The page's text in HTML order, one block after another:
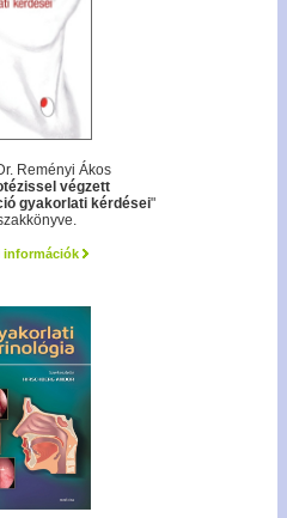
Reményi Ákos
végzett
gyakorlati kérdései"
információk